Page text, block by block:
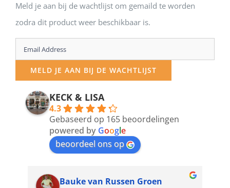
Meld je aan bij de wachtlijst om gemaild te worden
zodra dit product weer beschikbaar is.
Enter
your
email
address
MELD JE AAN BIJ DE WACHTLIJST
KECK & LISA
4.3
Gebaseerd op 165 beoordelingen
powered by Google
beoordeel ons op
Bauke van Russen Groen